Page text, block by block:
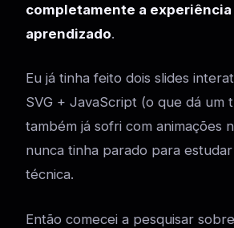
completamente a experiência
aprendizado.
Eu já tinha feito dois slides
SVG + JavaScript (o que dá um
também já sofri com animações
nunca tinha parado para
técnica.
Então comecei a pesquisar